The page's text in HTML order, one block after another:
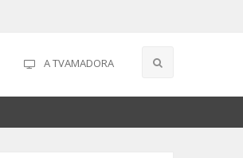
A TVAMADORA